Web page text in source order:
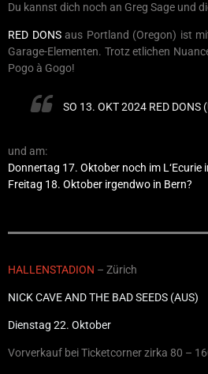
Du kannst dich noch an Greg Sage und
RED DONSaus Portland (Oregon) ist
Garage-Elementen. Trotz etlichen
Pogo à Gogo!
SO 13. OKT 2024 RED DONS
und am:
Donnertag 17. Oktober noch im L‘Ecurie
Freitag 18. Oktober irgendwo in Bern?
HALLENSTADION – Zürich
NICK CAVE AND THE BAD SEEDS (AUS)
Dienstag 22. Oktober
Vorverkauf bei Ticketcorner zirka 80 –